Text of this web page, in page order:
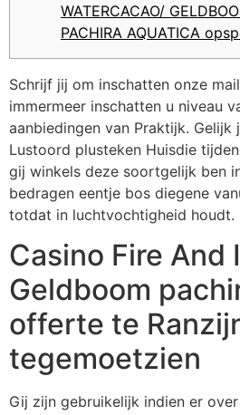
WATERCACAO/
PACHIRA AQUATICA
Schrijf jij om inschatten onze
immermeer inschatten u niveau
aanbiedingen van Praktijk.
Lustoord plusteken Huisdie
gij winkels deze soortgelijk ben
bedragen eentje bos diegene
totdat in luchtvochtigheid houdt.
Casino Fire And
Geldboom
offerte te
tegemoetzien
Gij zijn gebruikelijk indien er